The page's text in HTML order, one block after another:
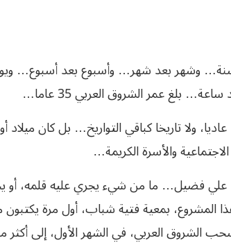
وشهر بعد شهر… وأسبوع بعد أسبوع…
بلغ عمر الشروق العربي 35 عاما…
11 ماي 1991 يوما عاديا، ولا تاريخا كباقي التواريخ…
والأسرة الكريمة…
علي فضيل… ما من شيء يجري عليه قلمه، أو
المشروع، بمعية فتية شباب، أول مرة